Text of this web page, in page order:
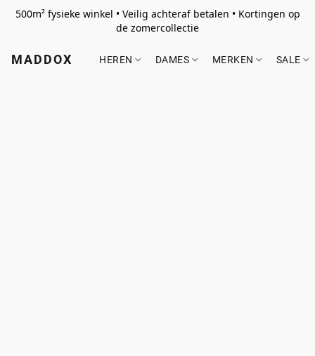
500m² fysieke winkel • Veilig achteraf betalen • Kortingen op
de zomercollectie
MADDOX HEREN DAMES MERKEN SALE